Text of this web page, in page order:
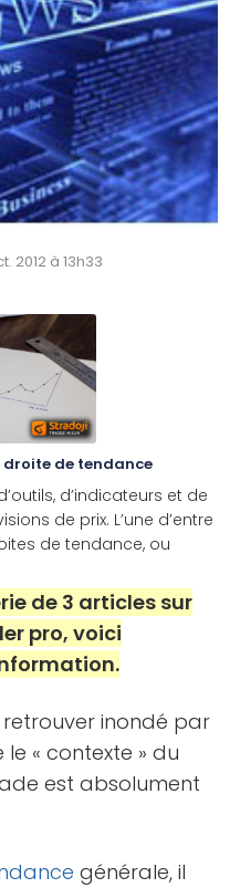
2012 à 13h33
droite de tendance
d’indicateurs et de
de prix. L’une d’entre
de tendance, ou
de 3 articles sur
pro, voici
inondé par
« contexte » du
est absolument
générale, il